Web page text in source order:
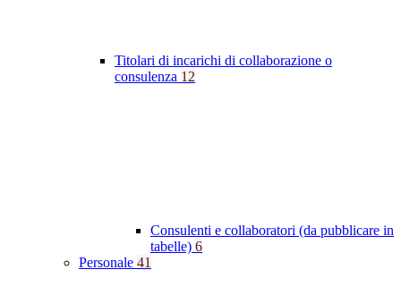
Titolari di incarichi di collaborazione o
consulenza 12
Consulenti e collaboratori (da pubblicare in
tabelle) 6
Personale 41